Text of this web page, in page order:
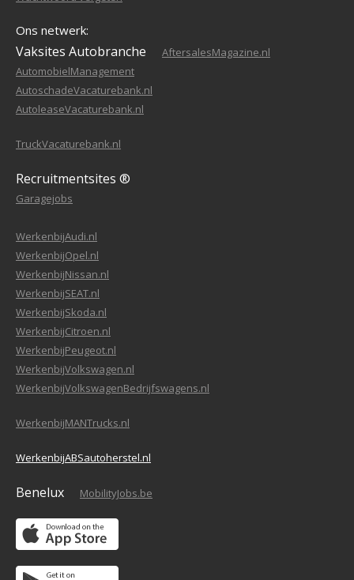
Ons netwerk:
Vaksites Autobranche
AftersalesMagazine.nl
AutomobielManagement
AutoschadeVacaturebank.nl
AutoleaseVacaturebank.nl
TruckVacaturebank.nl
Recruitmentsites ®
Garagejobs
WerkenbijAudi.nl
WerkenbijOpel.nl
WerkenbijNissan.nl
WerkenbijSEAT.nl
WerkenbijSkoda.nl
WerkenbijCitroen.nl
WerkenbijPeugeot.nl
WerkenbijVolkswagen.nl
WerkenbijVolkswagenBedrijfswagens.nl
WerkenbijMANTrucks.nl
WerkenbijABSautoherstel.nl
Benelux MobilityJobs.be